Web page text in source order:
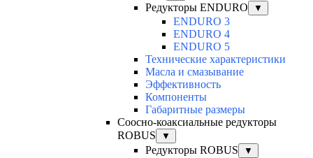
Редукторы ENDURO ▼
ENDURO 3
ENDURO 4
ENDURO 5
Технические характеристики
Масла и смазывание
Эффективность
Компоненты
Габаритные размеры
Соосно-коаксиальные редукторы
ROBUS
▼
Редукторы ROBUS ▼